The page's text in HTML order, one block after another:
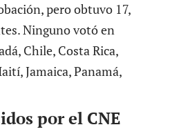
pero obtuvo 17,
Ninguno votó en
Chile, Costa Rica,
Jamaica, Panamá,
por el CNE